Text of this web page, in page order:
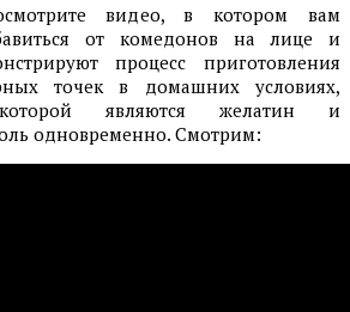
видео, в котором вам
от комедонов на лице и
процесс приготовления
точек в домашних условиях,
являются желатин и
одновременно. Смотрим: